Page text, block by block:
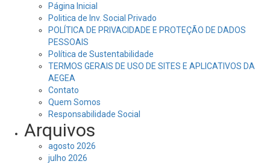
Página Inicial
Politica de Inv. Social Privado
POLÍTICA DE PRIVACIDADE E PROTEÇÃO DE DADOS
PESSOAIS
Política de Sustentabilidade
TERMOS GERAIS DE USO DE SITES E APLICATIVOS DA
AEGEA
Contato
Quem Somos
Responsabilidade Social
Arquivos
agosto 2026
julho 2026